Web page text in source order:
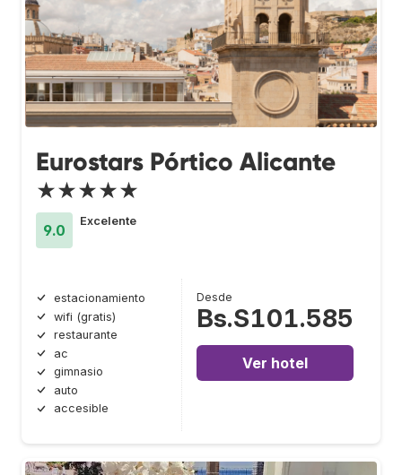
Eurostars Pórtico Alicante
★★★★★
9.0
Excelente
estacionamiento
wifi (gratis)
restaurante
ac
gimnasio
auto
accesible
Desde
Bs.S101.585
Ver hotel